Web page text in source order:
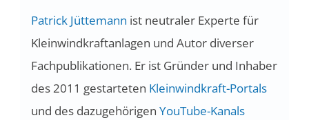
Patrick Jüttemann ist neutraler Experte für
Kleinwindkraftanlagen und Autor diverser
Fachpublikationen. Er ist Gründer und Inhaber
des 2011 gestarteten Kleinwindkraft-Portals
und des dazugehörigen YouTube-Kanals